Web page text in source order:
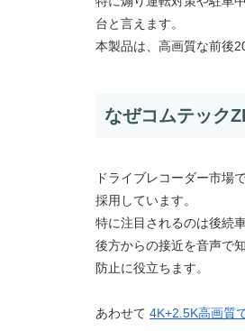
台と言えます。
本製品は、高画質な前後
なぜコムテック
ドライブレコーダー市場
採用しています。
特に注目されるのは後続
後方からの接近を音声で
防止に役立ちます。
あわせて 4K+2.5K高画質